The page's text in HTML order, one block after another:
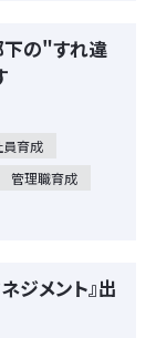
下の"すれ違
員育成
管理職育成
ジメント』出